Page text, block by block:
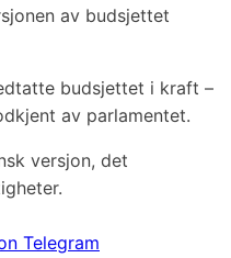
av budsjettet
budsjettet i kraft –
av parlamentet.
versjon, det